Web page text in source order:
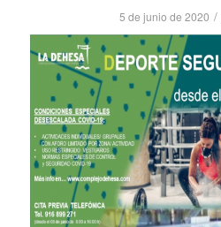
5 de junio de 2020 /